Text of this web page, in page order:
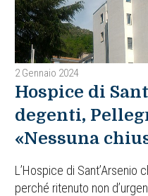
2 Gennaio 2024
Hospice di
degenti,
«Nessuna
L’Hospice di
perché ritenuto non